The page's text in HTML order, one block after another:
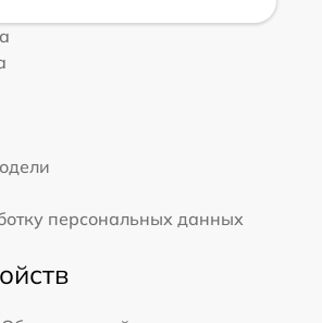
персональных данных